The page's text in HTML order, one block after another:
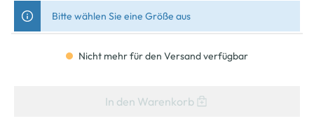
Bitte wählen Sie eine Größe aus
Nicht mehr für den Versand verfügbar
In den Warenkorb